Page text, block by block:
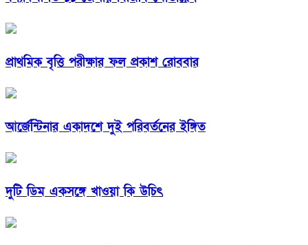
প্রাথমিক বৃত্তি পরীক্ষার ফল প্রকাশ রোববার
আর্জেন্টিনার একাদশে দুই পরিবর্তনের ইঙ্গিত
দুটি ডিম একসঙ্গে খাওয়া কি উচিৎ